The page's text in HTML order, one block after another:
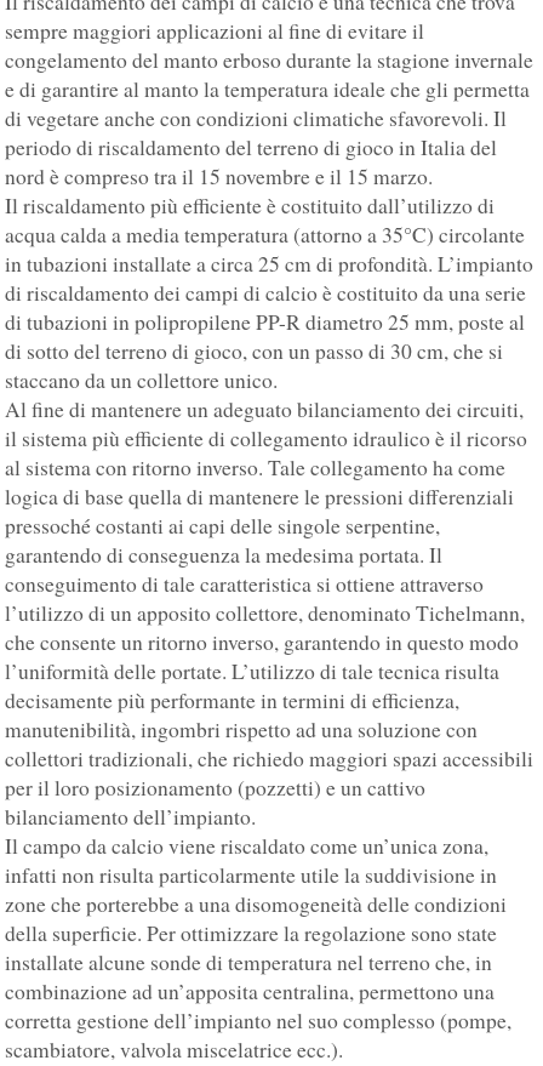
sempre maggiori applicazioni al fine di evitare il
congelamento del manto erboso durante la stagione invernale
e di garantire al manto la temperatura ideale che gli permetta
di vegetare anche con condizioni climatiche sfavorevoli. Il
periodo di riscaldamento del terreno di gioco in Italia del
nord è compreso tra il 15 novembre e il 15 marzo.
Il riscaldamento più efficiente è costituito dall’utilizzo di
acqua calda a media temperatura (attorno a 35°C) circolante
in tubazioni installate a circa 25 cm di profondità. L’impianto
di riscaldamento dei campi di calcio è costituito da una serie
di tubazioni in polipropilene PP-R diametro 25 mm, poste al
di sotto del terreno di gioco, con un passo di 30 cm, che si
staccano da un collettore unico.
Al fine di mantenere un adeguato bilanciamento dei circuiti,
il sistema più efficiente di collegamento idraulico è il ricorso
al sistema con ritorno inverso. Tale collegamento ha come
logica di base quella di mantenere le pressioni differenziali
pressoché costanti ai capi delle singole serpentine,
garantendo di conseguenza la medesima portata. Il
conseguimento di tale caratteristica si ottiene attraverso
l’utilizzo di un apposito collettore, denominato Tichelmann,
che consente un ritorno inverso, garantendo in questo modo
l’uniformità delle portate. L’utilizzo di tale tecnica risulta
decisamente più performante in termini di efficienza,
manutenibilità, ingombri rispetto ad una soluzione con
collettori tradizionali, che richiedo maggiori spazi accessibili
per il loro posizionamento (pozzetti) e un cattivo
bilanciamento dell’impianto.
Il campo da calcio viene riscaldato come un’unica zona,
infatti non risulta particolarmente utile la suddivisione in
zone che porterebbe a una disomogeneità delle condizioni
della superficie. Per ottimizzare la regolazione sono state
installate alcune sonde di temperatura nel terreno che, in
combinazione ad un’apposita centralina, permettono una
corretta gestione dell’impianto nel suo complesso (pompe,
scambiatore, valvola miscelatrice ecc.).